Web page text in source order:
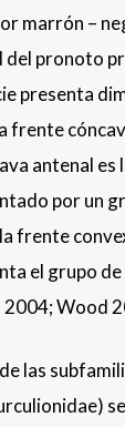
marrón –
pronoto
presenta
frente
antenal es
por un
frente
el grupo
2004; Wood
las